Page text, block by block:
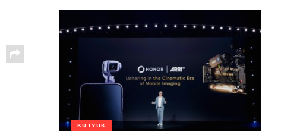
KÜTYÜK